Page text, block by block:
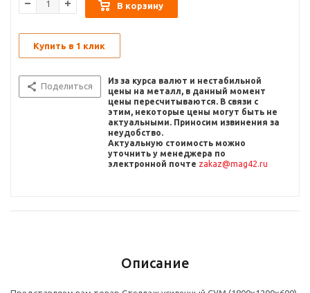
В корзину
Купить в 1 клик
Поделиться
Из за курса валют и нестабильной
цены на металл, в данный момент
цены пересчитываются. В связи с
этим, некоторые цены могут быть не
актуальными. Приносим извинения за
неудобство.
Актуальную стоимость можно
уточнить у менеджера по
электронной почте zakaz@mag42.ru
Описание